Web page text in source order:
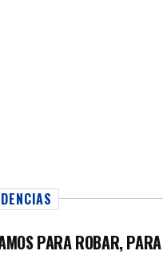
PARA ROBAR,